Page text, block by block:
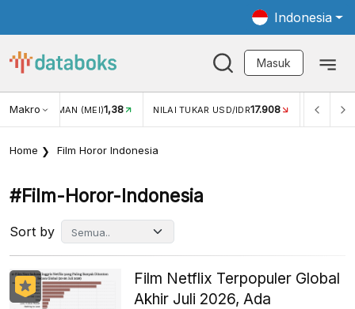
Indonesia
Masuk
Makro
USD/IDR 17.908 INFLASI YOY (JUL)2,88% INFLASI MOM (JUL)
Home Film Horor Indonesia
#film-Horor-Indonesia
Sort by
Film Netflix Terpopuler Global
Akhir Juli 2026, Ada